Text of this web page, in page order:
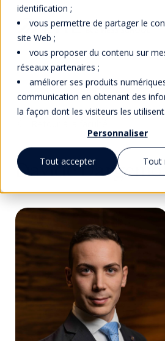
identification ;
vous permettre de partager le
site Web ;
vous proposer du contenu sur
réseaux partenaires ;
améliorer ses produits
communication en obtenant des
la façon dont les visiteurs les utilisent.
Personnaliser
Tout accepter Tout
Davide Dargenio